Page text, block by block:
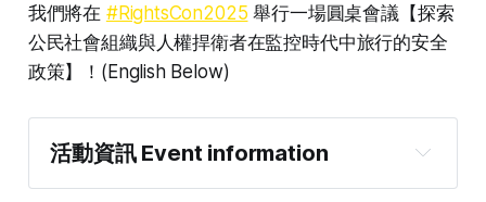
我們將在 #RightsCon2025舉行一場圓桌會議【探索
公民社會組織與人權捍衛者在監控時代中旅行的安全
政策】！(English Below)
活動資訊 Event information